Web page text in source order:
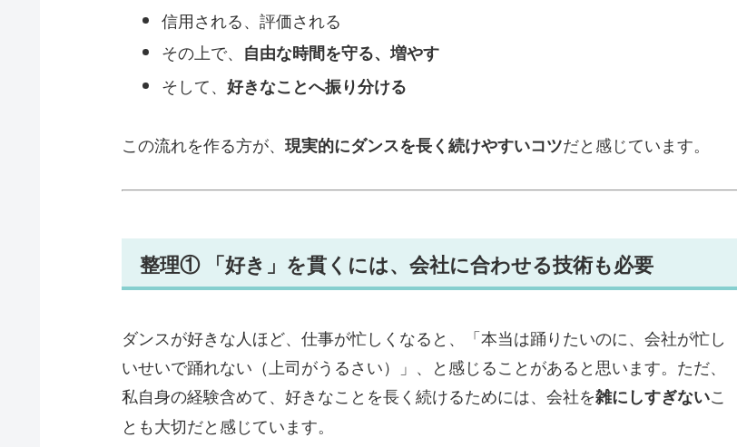
信用される、評価される
その上で、 自由な時間を守る、増やす
そして、 好きなことへ振り分ける
この流れを作る方が、 現実的にダンスを長く続けやすいコツだと感じています。
整理① 「好き」を貫くには、会社に合わせる技術も必要
ダンスが好きな人ほど、仕事が忙しくなると、「本当は踊りたいのに、会社が忙し
いせいで踊れない（上司がうるさい）」、と感じることがあると思います。ただ、
私自身の経験含めて、好きなことを長く続けるためには、会社を雑にしすぎないこ
とも大切だと感じています。